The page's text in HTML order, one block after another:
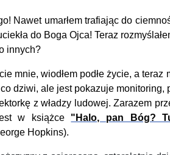
Nawet umarłem trafiając do
do Boga Ojca! Teraz
innych?
wiodłem podłe życie, a teraz
dziwi, ale jest pokazuje monitoring,
z władzy ludowej. Zarazem
w książce "Halo, pan Bóg?
Hopkins).